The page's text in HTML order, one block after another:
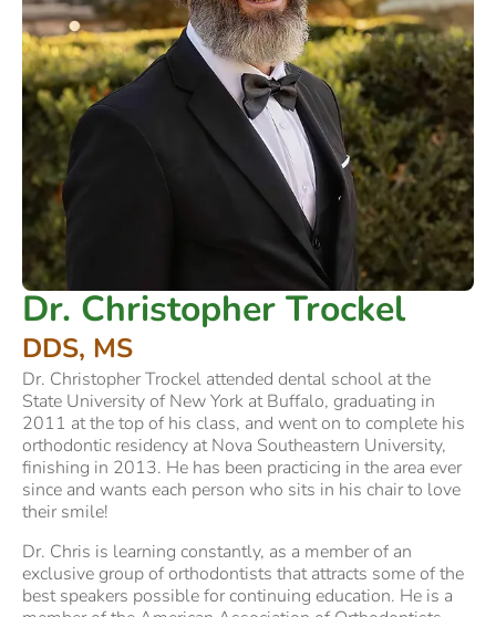
Dr. Christopher Trockel
DDS, MS
Dr. Christopher Trockel attended dental school at the
State University of New York at Buffalo, graduating in
2011 at the top of his class, and went on to complete his
orthodontic residency at Nova Southeastern University,
finishing in 2013. He has been practicing in the area ever
since and wants each person who sits in his chair to love
their smile!
Dr. Chris is learning constantly, as a member of an
exclusive group of orthodontists that attracts some of the
best speakers possible for continuing education. He is a